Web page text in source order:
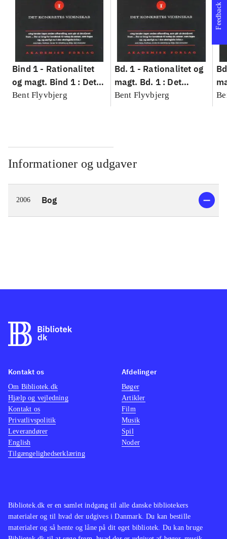
Bind 1 - Rationalitet
og magt. Bind 1 : Det
konkretes videnskab
Bent Flyvbjerg
Bd. 1 - Rationalitet og
magt. Bd. 1 : Det
konkretes videnskab
Bent Flyvbjerg
Informationer og udgaver
2006 Bog
Feedback
Bibliotek.dk er en samlet indgang til alle danske bibliotekers
materialer og til hvad der udgives i Danmark. Du kan bestille
materialer og så hente og låne på dit eget bibliotek. Du kan bruge
Kontakt os
Om Bibliotek.dk
Hjælp og vejledning
Kontakt os
Privatlivspolitik
Leverandører
English
Tilgængelighedserklæring
Afdelinger
Bøger
Artikler
Film
Musik
Spil
Noder